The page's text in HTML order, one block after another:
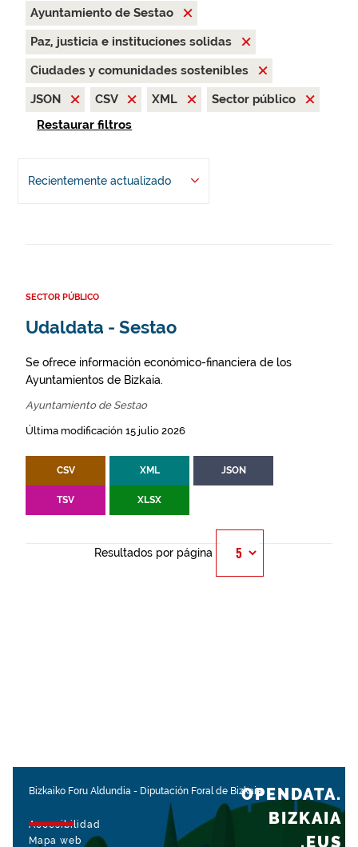
Ayuntamiento de Sestao
Paz, justicia e instituciones solidas
Ciudades y comunidades sostenibles
JSON
CSV XML
Sector público
Restaurar filtros
Recientemente actualizado
SECTOR PÚBLICO
Udaldata - Sestao
Se ofrece información económico-financiera de los
Ayuntamientos de Bizkaia.
Ayuntamiento de Sestao
Última modificación 15 julio 2026
CSV XML JSON
TSV XLSX
Resultados por página
Bizkaiko Foru Aldundia - Diputación Foral de Bizkaia
Accesibilidad
Mapa web
OPENDATA.
BIZKAIA
.EUS